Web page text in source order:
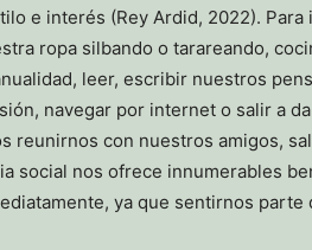
e interés (Rey Ardid, 2022).
ropa silbando o tarareando,
leer, escribir nuestros
navegar por internet o salir a
reunirnos con nuestros amigos,
social nos ofrece innumerables
ya que sentirnos